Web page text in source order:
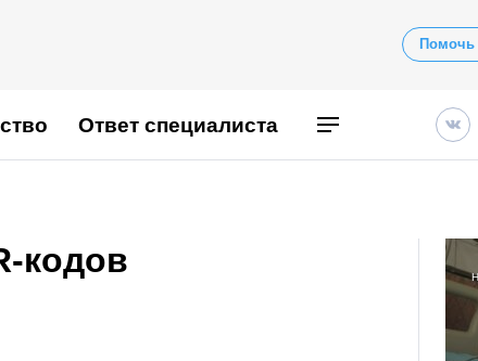
Помочь
Ответ специалиста
кодов